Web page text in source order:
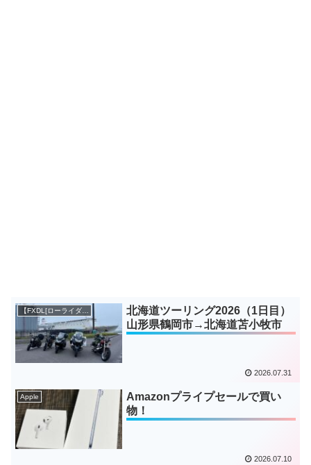
【FXDL[ローライダー]】
北海道ツーリング2026（1日目）
山形県鶴岡市→北海道苫小牧市
2026.07.31
Apple
Amazonプライプセールで買い
物！
2026.07.10